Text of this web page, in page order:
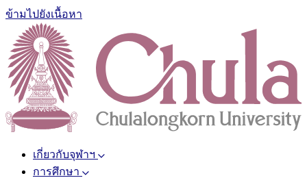
ข้ามไปยังเนื้อหา
เกี่ยวกับจุฬาฯ
การศึกษา